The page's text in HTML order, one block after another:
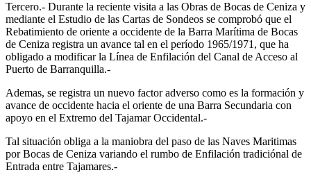
Tercero.- Durante la reciente visita a las Obras de Bocas de Ceniza y
mediante el Estudio de las Cartas de Sondeos se comprobó que el
Rebatimiento de oriente a occidente de la Barra Marítima de Bocas
de Ceniza registra un avance tal en el período 1965/1971, que ha
obligado a modificar la Línea de Enfilación del Canal de Acceso al
Puerto de Barranquilla.-
Ademas, se registra un nuevo factor adverso como es la formación y
avance de occidente hacia el oriente de una Barra Secundaria con
apoyo en el Extremo del Tajamar Occidental.-
Tal situación obliga a la maniobra del paso de las Naves Maritimas
por Bocas de Ceniza variando el rumbo de Enfilación tradiciónal de
Entrada entre Tajamares.-